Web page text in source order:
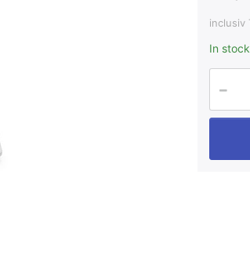
inclusiv
In stock